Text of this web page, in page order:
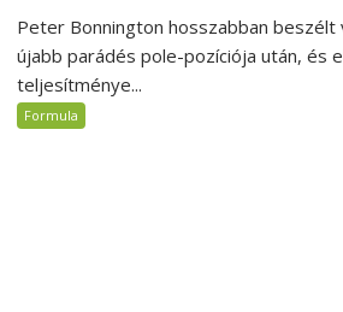
Peter Bonnington hosszabban beszélt
újabb parádés pole-pozíciója után, és
teljesítménye...
Formula